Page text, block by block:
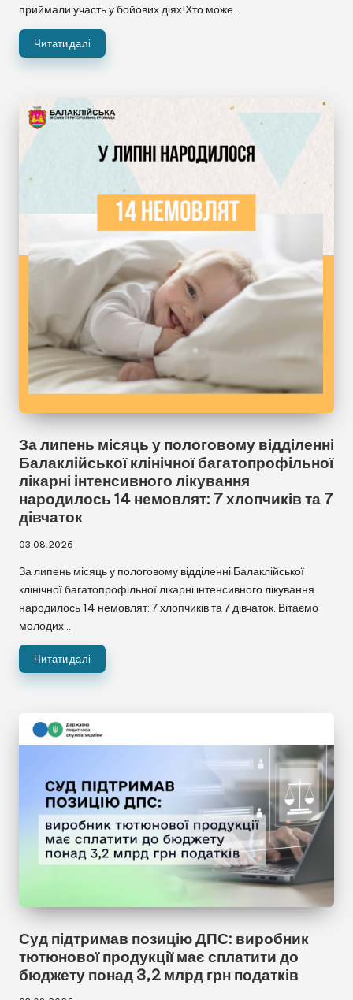
приймали участь у бойових діях!Хто може…
Читати далі
За липень місяць у пологовому відділенні
Балаклійської клінічної багатопрофільної
лікарні інтенсивного лікування
народилось 14 немовлят: 7 хлопчиків та 7
дівчаток
03.08.2026
За липень місяць у пологовому відділенні Балаклійської
клінічної багатопрофільної лікарні інтенсивного лікування
народилось 14 немовлят: 7 хлопчиків та 7 дівчаток. Вітаємо
молодих…
Читати далі
Суд підтримав позицію ДПС: виробник
тютюнової продукції має сплатити до
бюджету понад 3,2 млрд грн податків